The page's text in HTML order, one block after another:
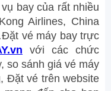
bay của rất nhiều
Airlines, China
vé máy bay trực
với các chức
so sánh giá vé máy
Đặt vé trên website